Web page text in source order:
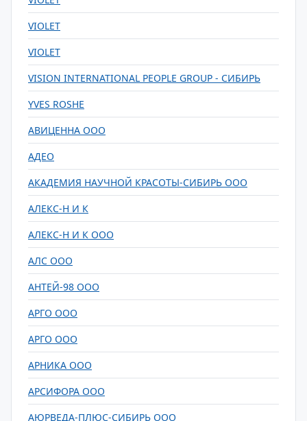
VIOLET
VIOLET
VISION INTERNATIONAL PEOPLE GROUP - СИБИРЬ
YVES ROSHE
АВИЦЕННА ООО
АДЕО
АКАДЕМИЯ НАУЧНОЙ КРАСОТЫ-СИБИРЬ ООО
АЛЕКС-Н И К
АЛЕКС-Н И К ООО
АЛС ООО
АНТЕЙ-98 ООО
АРГО ООО
АРГО ООО
АРНИКА ООО
АРСИФОРА ООО
АЮРВЕДА-ПЛЮС-СИБИРЬ ООО